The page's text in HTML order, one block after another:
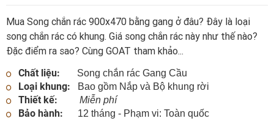
Mua Song chắn rác 900x470 bằng gang ở đâu? Đây là loại
song chắn rác có khung. Giá song chắn rác này như thế nào?
Đặc điểm ra sao? Cùng GOAT tham khảo...
Chất liệu:
Song chắn rác Gang Cầu
Loại khung: Bao gồm Nắp và Bộ khung rời
Thiết kế: Miễn phí
Bảo hành: 12 tháng - Phạm vi: Toàn quốc